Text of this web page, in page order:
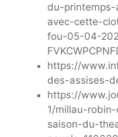
du-
avec-cette-
fou-05-04-
https://
des-assises-
https://
1/millau-
saison-du-